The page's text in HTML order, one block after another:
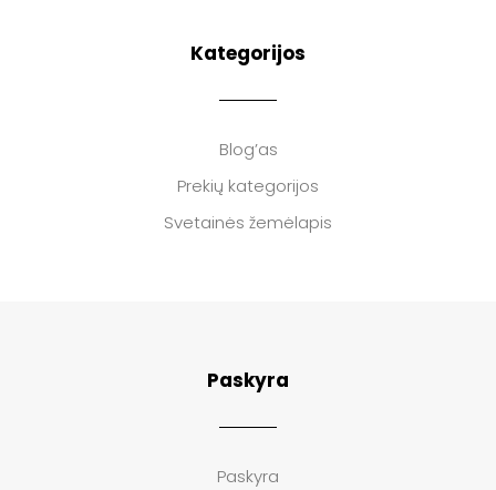
Kategorijos
Blog’as
Prekių kategorijos
Svetainės žemėlapis
Paskyra
Paskyra